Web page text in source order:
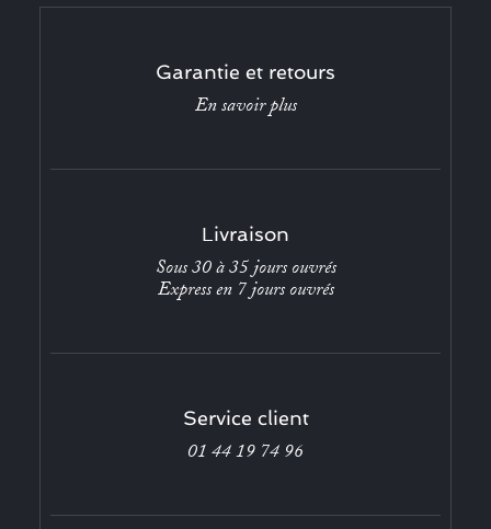
Garantie et retours
En savoir plus
Livraison
Sous 30 à 35 jours ouvrés
Express en 7 jours ouvrés
Service client
01 44 19 74 96